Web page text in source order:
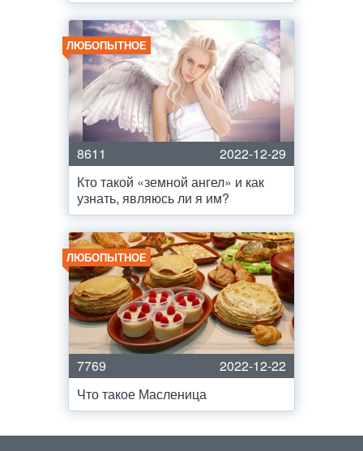
ЛЮБОПЫТНОЕ
8611
2022-12-29
Кто такой «земной ангел» и как
узнать, являюсь ли я им?
ЛЮБОПЫТНОЕ
7769
2022-12-22
Что такое Масленица